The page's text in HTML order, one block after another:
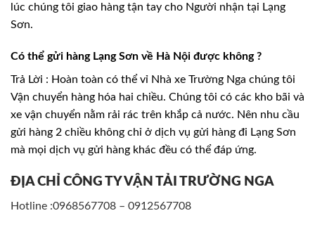
lúc chúng tôi giao hàng tận tay cho Người nhận tại Lạng
Sơn.
Có thể gửi hàng Lạng Sơn về Hà Nội được không ?
Trả Lời : Hoàn toàn có thể vỉ Nhà xe Trường Nga chúng tôi
Vận chuyển hàng hóa hai chiều. Chúng tôi có các kho bãi và
xe vận chuyển nằm rải rác trên khắp cả nước. Nên nhu cầu
gửi hàng 2 chiều không chỉ ở dịch vụ gửi hàng đi Lạng Sơn
mà mọi dịch vụ gửi hàng khác đều có thể đáp ứng.
ĐỊA CHỈ CÔNG TY VẬN TẢI TRƯỜNG NGA
Hotline :0968567708 – 0912567708